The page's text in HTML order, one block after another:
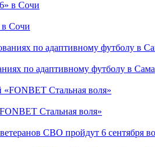
в Сочи
по адаптивному футболу в
Стальная воля»